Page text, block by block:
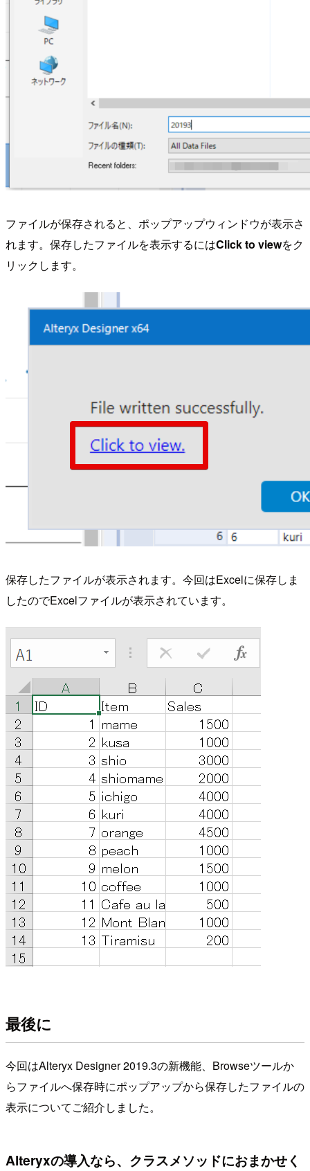
ファイルが保存されると、ポップアップウィンドウが表示さ
れます。保存したファイルを表示するにはClick to viewをク
リックします。
保存したファイルが表示されます。今回はExcelに保存しま
したのでExcelファイルが表示されています。
最後に
今回はAlteryx Designer 2019.3の新機能、Browseツールか
らファイルへ保存時にポップアップから保存したファイルの
表示についてご紹介しました。
Alteryxの導入なら、クラスメソッドにおまかせく